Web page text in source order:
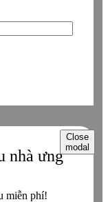
Close
modal
nhà ưng
miễn phí!